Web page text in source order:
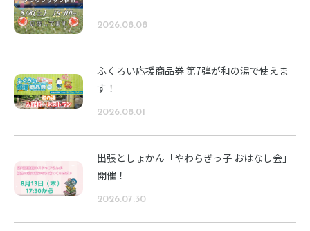
2026.08.08
ふくろい応援商品券 第7弾が和の湯で使えま
す！
2026.08.01
出張としょかん「やわらぎっ子 おはなし会」
開催！
2026.07.30